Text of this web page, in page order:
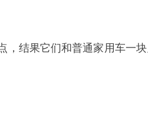
，结果它们和普通家用车一